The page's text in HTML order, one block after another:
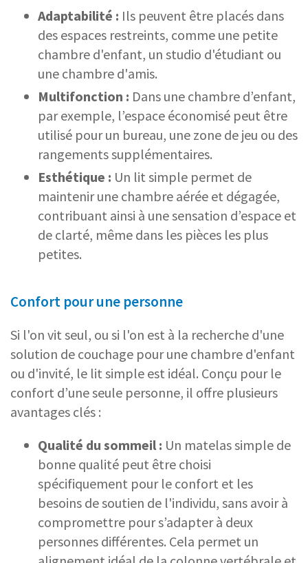
Adaptabilité : Ils peuvent être placés dans
des espaces restreints, comme une petite
chambre d'enfant, un studio d'étudiant ou
une chambre d'amis.
Multifonction : Dans une chambre d’enfant,
par exemple, l’espace économisé peut être
utilisé pour un bureau, une zone de jeu ou des
rangements supplémentaires.
Esthétique : Un lit simple permet de
maintenir une chambre aérée et dégagée,
contribuant ainsi à une sensation d’espace et
de clarté, même dans les pièces les plus
petites.
Confort pour une personne
Si l'on vit seul, ou si l'on est à la recherche d'une
solution de couchage pour une chambre d'enfant
ou d'invité, le lit simple est idéal. Conçu pour le
confort d’une seule personne, il offre plusieurs
avantages clés :
Qualité du sommeil : Un matelas simple de
bonne qualité peut être choisi
spécifiquement pour le confort et les
besoins de soutien de l'individu, sans avoir à
compromettre pour s’adapter à deux
personnes différentes. Cela permet un